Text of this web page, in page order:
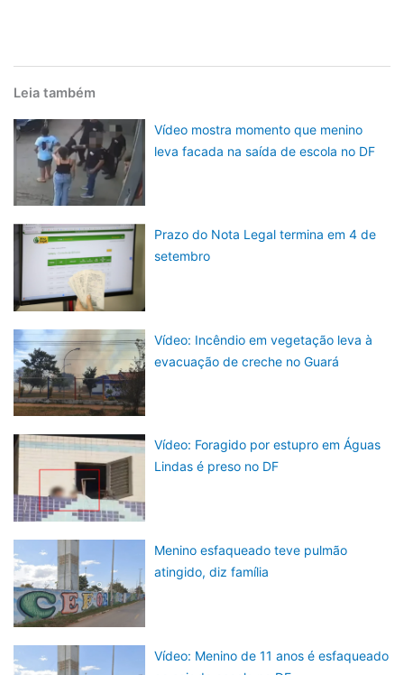
Leia também
Vídeo mostra momento que menino
leva facada na saída de escola no DF
Prazo do Nota Legal termina em 4 de
setembro
Vídeo: Incêndio em vegetação leva à
evacuação de creche no Guará
Vídeo: Foragido por estupro em Águas
Lindas é preso no DF
Menino esfaqueado teve pulmão
atingido, diz família
Vídeo: Menino de 11 anos é esfaqueado